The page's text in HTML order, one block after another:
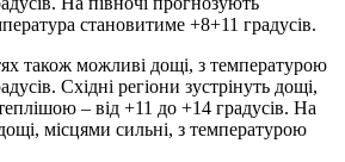
становитиме +8+11 градусів.
також можливі дощі, з температурою
Східні регіони зустрінуть дощі,
– від +11 до +14 градусів. На
місцями сильні, з температурою